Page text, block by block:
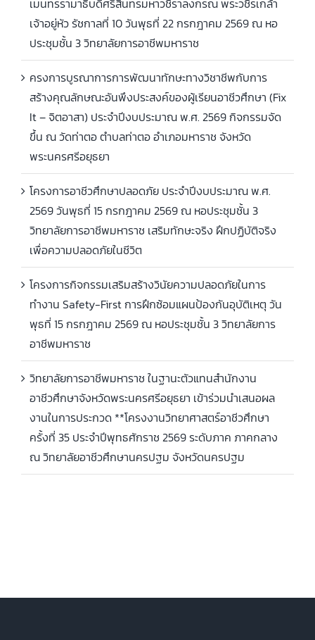
เมนทรรามาธิบดีศรีสินทรมหาวชิราลงกรณ พระวชิรเกล้า
เจ้าอยู่หัว รัชกาลที่ 10 วันพุธที่ 22 กรกฎาคม 2569 ณ หอ
ประชุมชั้น 3 วิทยาลัยการอาชีพมหาราช
ครงการบูรณาการการพัฒนาทักษะทางวิชาชีพกับการ
สร้างคุณลักษณะอันพึงประสงค์ของผู้เรียนอาชีวศึกษา (Fix
It – จิตอาสา) ประจำปีงบประมาณ พ.ศ. 2569 กิจกรรมจัด
ขึ้น ณ วัดท่าตอ ตำบลท่าตอ อำเภอมหาราช จังหวัด
พระนครศรีอยุธยา
โครงการอาชีวศึกษาปลอดภัย ประจำปีงบประมาณ พ.ศ.
2569 วันพุธที่ 15 กรกฎาคม 2569 ณ หอประชุมชั้น 3
วิทยาลัยการอาชีพมหาราช เสริมทักษะจริง ฝึกปฏิบัติจริง
เพื่อความปลอดภัยในชีวิต
โครงการกิจกรรมเสริมสร้างวินัยความปลอดภัยในการ
ทำงาน Safety-First การฝึกซ้อมแผนป้องกันอุบัติเหตุ วัน
พุธที่ 15 กรกฎาคม 2569 ณ หอประชุมชั้น 3 วิทยาลัยการ
อาชีพมหาราช
วิทยาลัยการอาชีพมหาราช ในฐานะตัวแทนสำนักงาน
อาชีวศึกษาจังหวัดพระนครศรีอยุธยา เข้าร่วมนำเสนอผล
งานในการประกวด **โครงงานวิทยาศาสตร์อาชีวศึกษา
ครั้งที่ 35 ประจำปีพุทธศักราช 2569 ระดับภาค ภาคกลาง
ณ วิทยาลัยอาชีวศึกษานครปฐม จังหวัดนครปฐม